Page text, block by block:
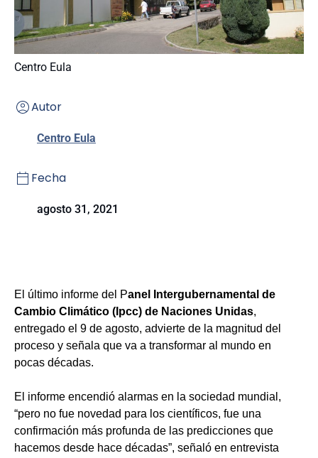
Centro Eula
Autor
Centro Eula
Fecha
agosto 31, 2021
El último informe del Panel Intergubernamental de
Cambio Climático (Ipcc) de Naciones Unidas,
entregado el 9 de agosto, advierte de la magnitud del
proceso y señala que va a transformar al mundo en
pocas décadas.
El informe encendió alarmas en la sociedad mundial,
“pero no fue novedad para los científicos, fue una
confirmación más profunda de las predicciones que
hacemos desde hace décadas”, señaló en entrevista